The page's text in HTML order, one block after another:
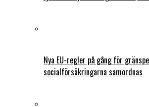
Nya EU-regler på gång för
socialförsäkringarna samordnas